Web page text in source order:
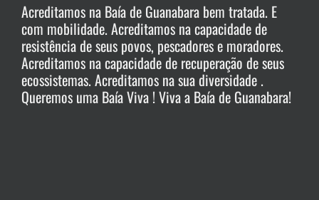
Acreditamos na Baía de Guanabara bem tratada. E
com mobilidade. Acreditamos na capacidade de
resistência de seus povos, pescadores e moradores.
Acreditamos na capacidade de recuperação de seus
ecossistemas. Acreditamos na sua diversidade .
Queremos uma Baía Viva ! Viva a Baía de Guanabara!